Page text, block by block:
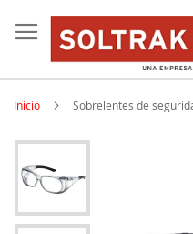
to
content
Inicio Sobrelentes de
Skip
to
the
of